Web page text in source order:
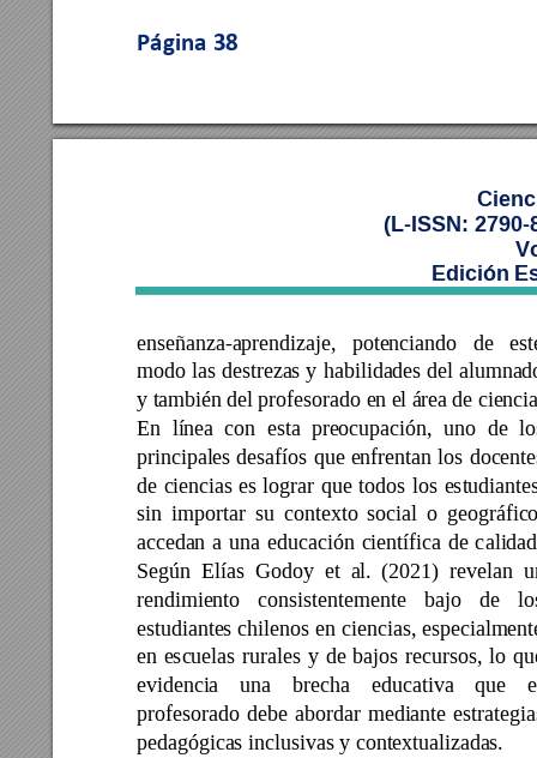
Página 38
(L-ISSN:
Edición
enseñanza-aprendizaje, potenciando de
modo las destrezas y habilidades del
y también del profesorado en el área de ciencia
En línea con esta preocupación, uno de
principales desafíos que enfrentan los
de ciencias es lograr que todos los
sin importar su contexto social o
accedan a una educación científica de c
Según Elías Godoy et al. (2021) revelan
rendimiento
consistentemente bajo de
estudiantes chilenos en ciencias,
en escuelas rurales y de bajos recursos, lo
evidencia
una brecha educativa que
profesorado debe abordar mediante
pedagógicas inclusivas y contextualizadas.